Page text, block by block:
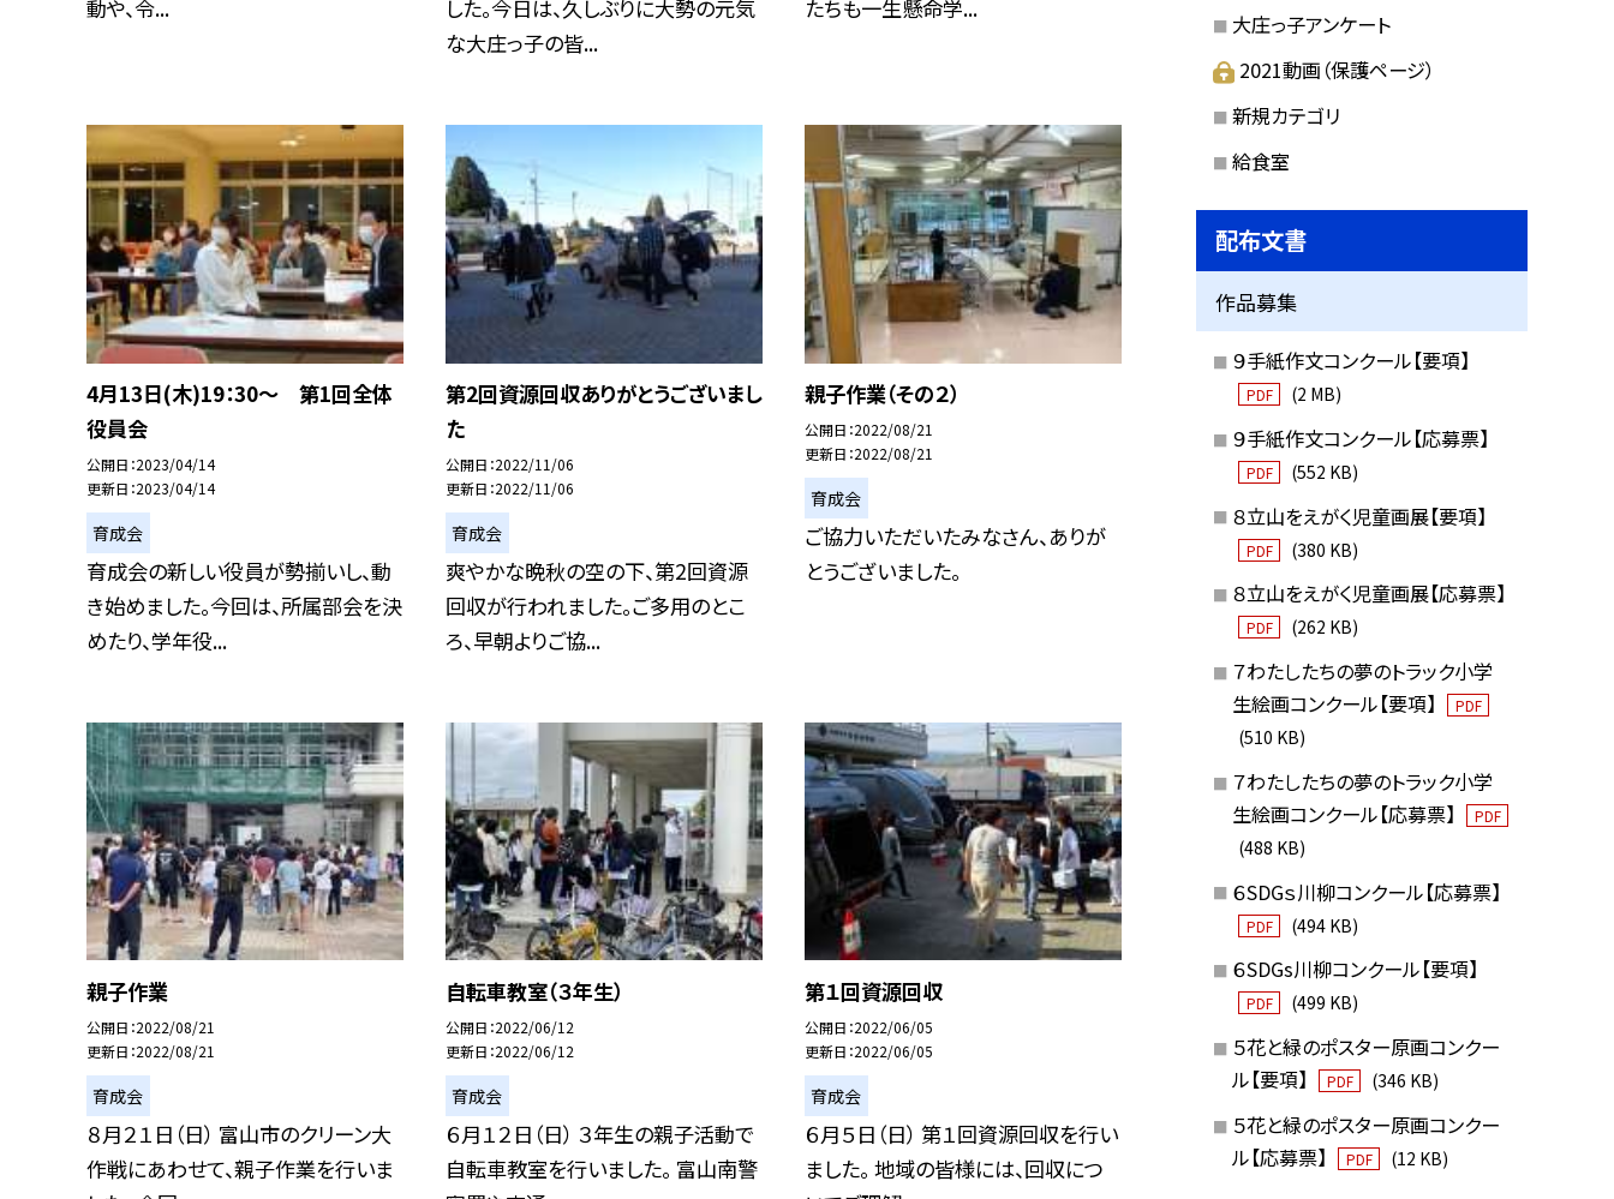
動や、令...
した。今日は、久しぶりに大勢の元気
な大庄っ子の皆...
たちも一生懸命学...
4月13日(木)19：30〜 第1回全体
役員会
公開日 2023/04/14
更新日 2023/04/14
育成会
育成会の新しい役員が勢揃いし、動
き始めました。今回は、所属部会を決
めたり、学年役...
第2回資源回収ありがとうございまし
た
公開日 2022/11/06
更新日 2022/11/06
育成会
爽やかな晩秋の空の下、第2回資源
回収が行われました。ご多用のとこ
ろ、早朝よりご協...
親子作業（その２）
公開日 2022/08/21
更新日 2022/08/21
育成会
ご協力いただいたみなさん、ありが
とうございました。
親子作業
公開日 2022/08/21
更新日 2022/08/21
育成会
８月２１日（日） 富山市のクリーン大
作戦にあわせて、親子作業を行いま
自転車教室（３年生）
公開日 2022/06/12
更新日 2022/06/12
育成会
６月１２日（日） ３年生の親子活動で
自転車教室を行いました。 富山南警
第１回資源回収
公開日 2022/06/05
更新日 2022/06/05
育成会
６月５日（日） 第１回資源回収を行い
ました。 地域の皆様には、回収につ
大庄っ子アンケート
2021動画（保護ページ）
新規カテゴリ
給食室
配布文書
作品募集
９手紙作文コンクール【要項】
PDF (2 MB)
９手紙作文コンクール【応募票】
PDF (552 KB)
８立山をえがく児童画展【要項】
PDF (380 KB)
８立山をえがく児童画展【応募票】
PDF (262 KB)
７わたしたちの夢のトラック小学
生絵画コンクール【要項】
PDF
(510 KB)
７わたしたちの夢のトラック小学
生絵画コンクール【応募票】
PDF
(488 KB)
６SDGｓ川柳コンクール【応募票】
PDF (494 KB)
６SDGs川柳コンクール【要項】
PDF (499 KB)
５花と緑のポスター原画コンクー
ル【要項】
PDF (346 KB)
５花と緑のポスター原画コンクー
ル【応募票】
PDF (12 KB)